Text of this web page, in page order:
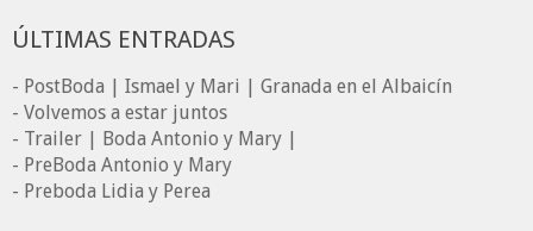
ÚLTIMAS ENTRADAS
- PostBoda | Ismael y Mari | Granada en el Albaicín
- Volvemos a estar juntos
- Trailer | Boda Antonio y Mary |
- PreBoda Antonio y Mary
- Preboda Lidia y Perea